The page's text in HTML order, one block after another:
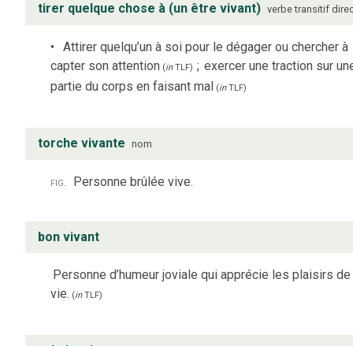
tirer quelque chose à (un être vivant) verbe transitif
Attirer quelqu’un à soi pour le dégager ou chercher à
capter son attention (inTLF) ; exercer une traction sur
partie du corps en faisant mal (inTLF)
torche vivante nom
fig. Personne brûlée vive.
bon vivant
Personne d’humeur joviale qui apprécie les plaisirs de
vie. (inTLF)